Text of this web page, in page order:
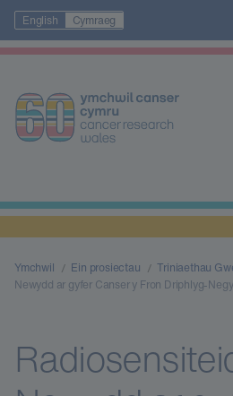
English Cymraeg
Ymchwil Ein prosiectau Triniaethau
Newydd ar gyfer Canser y Fron Driphlyg-